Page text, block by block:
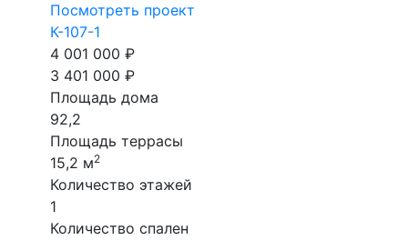
Посмотреть проект
К-107-1
4 001 000 ₽
3 401 000 ₽
Площадь дома
92,2
Площадь террасы
15,2 м2
Количество этажей
1
Количество спален